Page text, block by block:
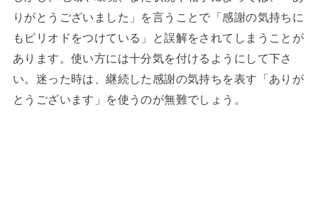
りがとうございました」を言うことで「感謝の気持ちに
もピリオドをつけている」と誤解をされてしまうことが
あります。使い方には十分気を付けるようにして下さ
い。迷った時は、継続した感謝の気持ちを表す「ありが
とうございます」を使うのが無難でしょう。